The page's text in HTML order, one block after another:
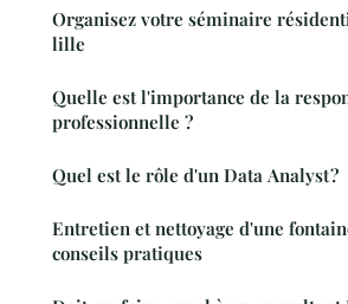
Organisez votre séminaire
lille
Quelle est l'importance de la
professionnelle ?
Quel est le rôle d'un Data Analyst ?
Entretien et nettoyage d'une
conseils pratiques